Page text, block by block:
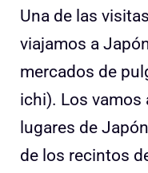
Una de las
viajamos a
mercados de
ichi). Los vamos
lugares de
de los recintos